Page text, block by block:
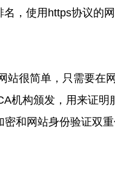
名，使用 https协议的
站很简单，只需要在
机构颁发，用来证明
和网站身份验证双重